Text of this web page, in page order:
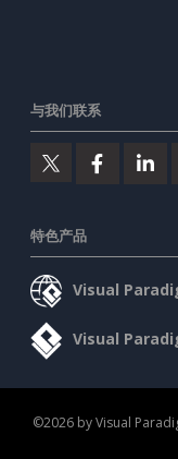
与我们联系
特色产品
Visual
Visual
©2026 by Visual